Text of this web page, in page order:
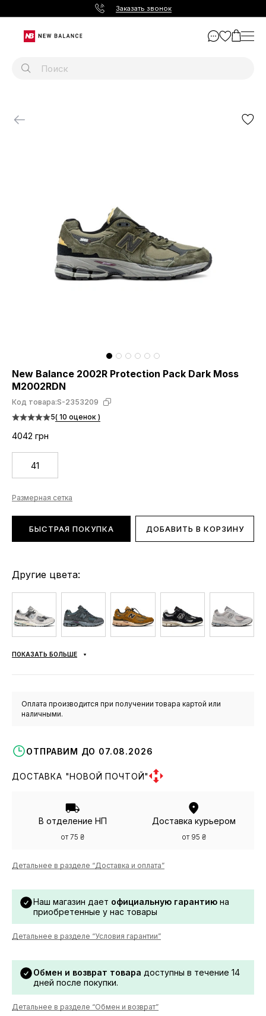
Заказать звонок
New Balance 2002R Protection Pack Dark Moss
M2002RDN
Код товара:S-2353209
5( 10 оценок )
4042 грн
41
Размерная сетка
БЫСТРАЯ ПОКУПКА ДОБАВИТЬ В КОРЗИНУ
Другие цвета:
ПОКАЗАТЬ БОЛЬШЕ
Оплата производится при получении товара картой или
наличными.
ОТПРАВИМ ДО 07.08.2026
ДОСТАВКА "НОВОЙ ПОЧТОЙ"
В отделение НП
от 75 ₴
Доставка курьером
от 95 ₴
Детальнее в разделе “Доставка и оплата”
Наш магазин дает официальную гарантию на
приобретенные у нас товары
Детальнее в разделе “Условия гарантии”
Обмен и возврат товара доступны в течение 14
дней после покупки.
Детальнее в разделе “Обмен и возврат”